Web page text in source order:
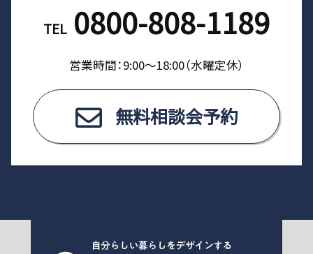
TEL 0800-808-1189
営業時間：9:00〜18:00（⽔曜定休）
無料相談会予約